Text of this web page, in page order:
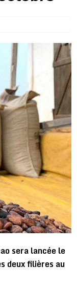
ECONOMIE
l’AC Milan, est mort à
la Coupe du monde
d’un boycott
exige une
Côte d’Ivoire A LA
sera lancée le
deux filières au